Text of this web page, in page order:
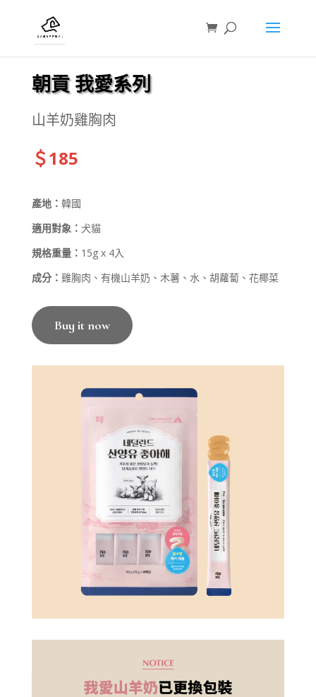
朝貢 我愛系列
山羊奶雞胸肉
＄185
產地： 韓國
適用對象： 犬貓
規格重量： 15g x 4入
成分： 雞胸肉、有機山羊奶、木薯、水、胡蘿蔔、花椰菜
Buy it now